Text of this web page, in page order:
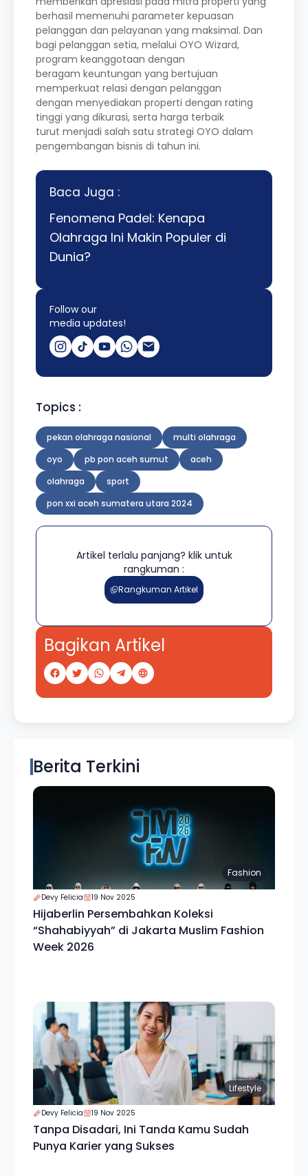
berhasil memenuhi parameter kepuasan
pelanggan dan pelayanan yang maksimal. Dan
bagi pelanggan setia, melalui OYO Wizard,
program keanggotaan dengan
beragam keuntungan yang bertujuan
memperkuat relasi dengan pelanggan
dengan menyediakan properti dengan rating
tinggi yang dikurasi, serta harga terbaik
turut menjadi salah satu strategi OYO dalam
pengembangan bisnis di tahun ini.
Baca Juga :
Fenomena Padel: Kenapa
Olahraga Ini Makin Populer di
Dunia?
Follow our
media updates!
Topics :
pekan olahraga nasional
multi olahraga
oyo
pb pon aceh sumut
aceh
olahraga
sport
pon xxi aceh sumatera utara 2024
Artikel terlalu panjang? klik untuk
rangkuman :
Rangkuman Artikel
Bagikan Artikel
Berita Terkini
Fashion
Devy Felicia 19 Nov 2025
Hijaberlin Persembahkan Koleksi
“Shahabiyyah” di Jakarta Muslim Fashion
Week 2026
Lifestyle
Devy Felicia 19 Nov 2025
Tanpa Disadari, Ini Tanda Kamu Sudah
Punya Karier yang Sukses